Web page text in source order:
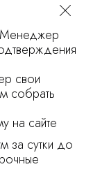
Менеджер
свои
собрать
на сайте
за сутки до